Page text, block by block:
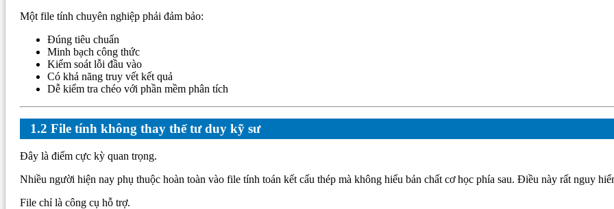
Một file tính chuyên nghiệp phải đảm bảo:
Đúng tiêu chuẩn
Minh bạch công thức
Kiểm soát lỗi đầu vào
Có khả năng truy vết kết quả
Dễ kiểm tra chéo với phần mềm phân tích
1.2 File tính không thay thế tư duy kỹ sư
Đây là điểm cực kỳ quan trọng.
Nhiều người hiện nay phụ thuộc hoàn toàn vào file tính toán kết cấu thép mà không hiểu bản chất cơ học phía sau. Điều này rất nguy
File chỉ là công cụ hỗ trợ.